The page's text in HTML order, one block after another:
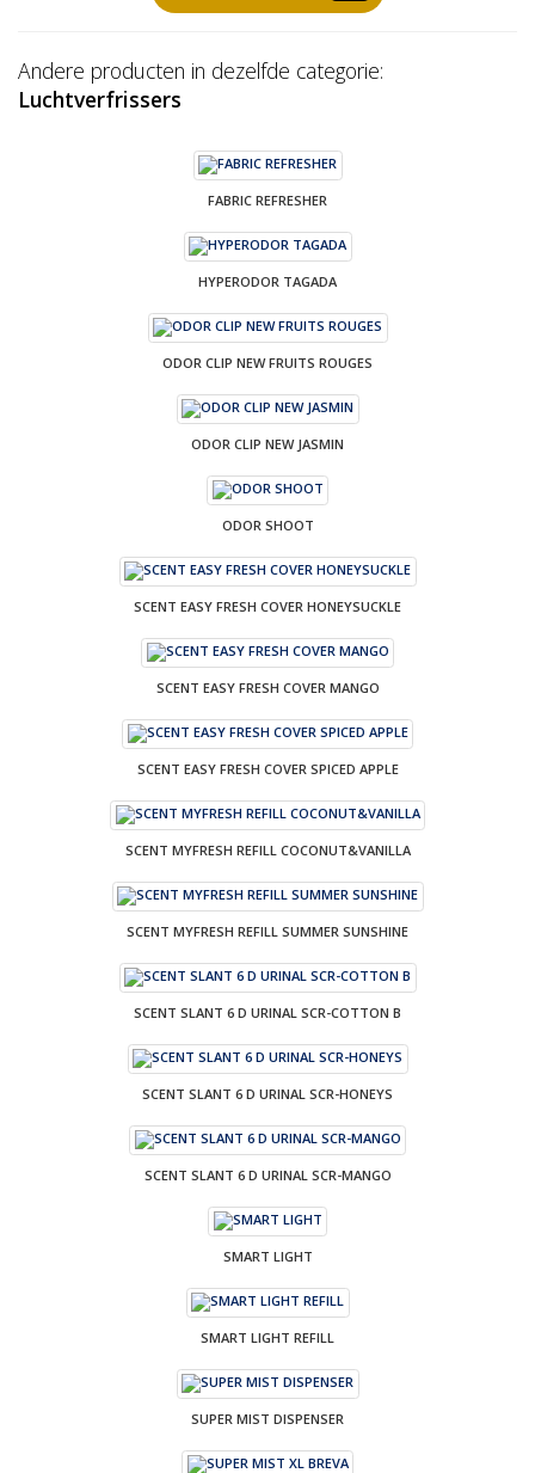
Andere producten in dezelfde categorie:
Luchtverfrissers
FABRIC REFRESHER
HYPERODOR TAGADA
ODOR CLIP NEW FRUITS ROUGES
ODOR CLIP NEW JASMIN
ODOR SHOOT
SCENT EASY FRESH COVER HONEYSUCKLE
SCENT EASY FRESH COVER MANGO
SCENT EASY FRESH COVER SPICED APPLE
SCENT MYFRESH REFILL COCONUT&VANILLA
SCENT MYFRESH REFILL SUMMER SUNSHINE
SCENT SLANT 6 D URINAL SCR-COTTON B
SCENT SLANT 6 D URINAL SCR-HONEYS
SCENT SLANT 6 D URINAL SCR-MANGO
SMART LIGHT
SMART LIGHT REFILL
SUPER MIST DISPENSER